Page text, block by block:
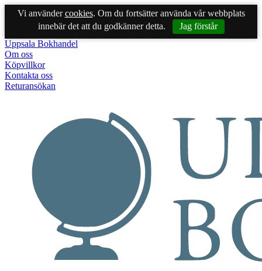
Vi användercookies. Om du fortsätter använda vår webbplats
innebär det att du godkänner detta.
Jag förstår
Uppsala Bokhandel
Om oss
Köpvillkor
Kontakta oss
Returansökan